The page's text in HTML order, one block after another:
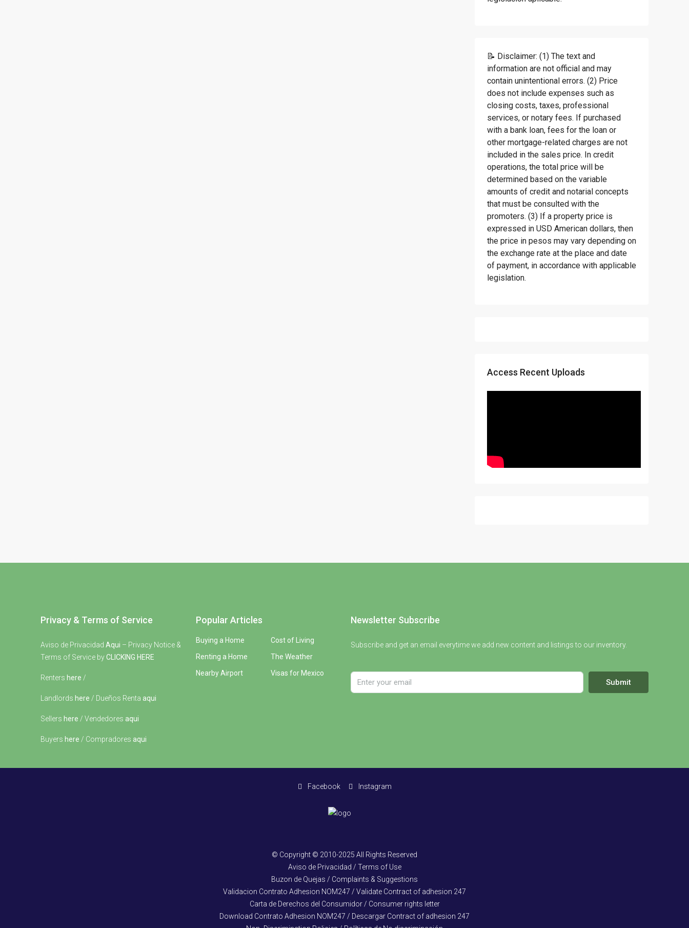
📝 Disclaimer: (1) The text and
information are not official and may
contain unintentional errors. (2) Price
does not include expenses such as
closing costs, taxes, professional
services, or notary fees. If purchased
with a bank loan, fees for the loan or
other mortgage-related charges are not
included in the sales price. In credit
operations, the total price will be
determined based on the variable
amounts of credit and notarial concepts
that must be consulted with the
promoters. (3) If a property price is
expressed in USD American dollars, then
the price in pesos may vary depending on
the exchange rate at the place and date
of payment, in accordance with applicable
legislation.
Access Recent Uploads
Privacy & Terms of Service
Aviso de Privacidad Aqui – Privacy Notice &
Terms of Service byCLICKING HERE
Renters here /
Landlords here / Dueños Renta aqui
Sellers here / Vendedores aqui
Buyers here / Compradores aqui
Popular Articles
Buying a Home
Renting a Home
Nearby Airport
Cost of Living
The Weather
Visas for Mexico
Newsletter Subscribe
Subscribe and get an email everytime we add new content and listings to our inventory.
Submit
Facebook Instagram
© Copyright © 2010-2025 All Rights Reserved
Aviso de Privacidad / Terms of Use
Buzon de Quejas / Complaints & Suggestions
Validacion Contrato Adhesion NOM247 / Validate Contract of adhesion 247
Carta de Derechos del Consumidor / Consumer rights letter
Download Contrato Adhesion NOM247 / Descargar Contract of adhesion 247